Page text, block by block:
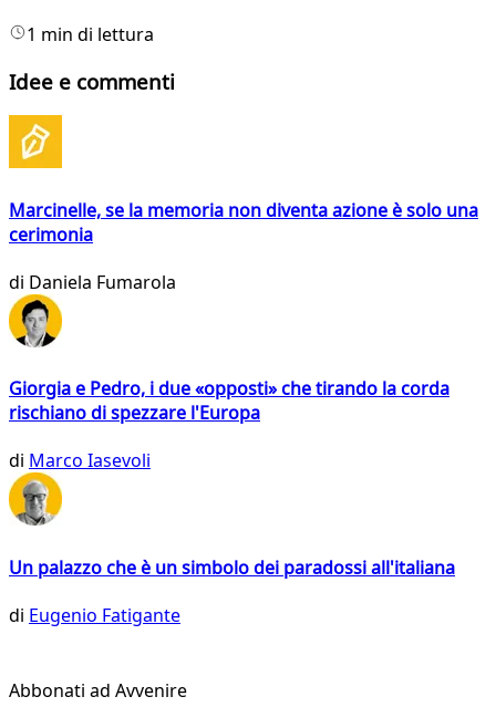
1 min di lettura
Idee e commenti
Marcinelle, se la memoria non diventa azione è solo una
cerimonia
di Daniela Fumarola
Giorgia e Pedro, i due «opposti» che tirando la corda
rischiano di spezzare l'Europa
di Marco Iasevoli
Un palazzo che è un simbolo dei paradossi all'italiana
di Eugenio Fatigante
Abbonati ad Avvenire